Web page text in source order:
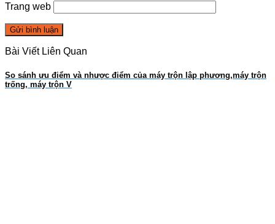
Trang web
Bài Viết Liên Quan
So sánh ưu điểm và nhược điểm của máy trộn lập phương,máy trộn
trống, máy trộn V